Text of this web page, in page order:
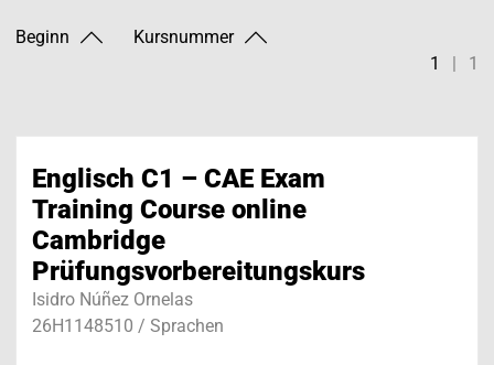
Beginn
Kursnummer
1
| 1
Englisch C1 – CAE Exam
Training Course online
Cambridge
Prüfungsvorbereitungskurs
Isidro Núñez Ornelas
26H1148510 / Sprachen